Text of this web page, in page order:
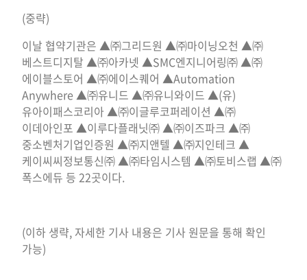
(중략)
이날 협약기관은 ▲㈜그리드원 ▲㈜마이닝오천 ▲㈜
베스트디지탈 ▲㈜아카넷 ▲SMC엔지니어링㈜ ▲㈜
에이블스토어 ▲㈜에이스퀘어 ▲Automation
Anywhere ▲㈜유니드 ▲㈜유니와이드 ▲(유)
유아이패스코리아 ▲㈜이글루코퍼레이션 ▲㈜
이데아인포 ▲이루다플래닛㈜ ▲㈜이즈파크 ▲㈜
중소벤처기업인증원 ▲㈜지앤텔 ▲㈜지인테크 ▲
케이씨씨정보통신㈜ ▲㈜타임시스템 ▲㈜토비스랩 ▲㈜
폭스에듀 등 22곳이다.
(이하 생략, 자세한 기사 내용은 기사 원문을 통해 확인
가능)